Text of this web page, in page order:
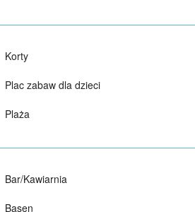
Korty
Plac zabaw dla dzieci
Plaża
Bar/Kawiarnia
Basen